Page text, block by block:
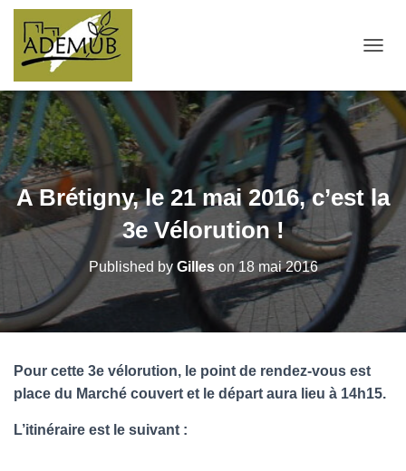
A Brétigny, le 21 mai 2016, c’est la
3e Vélorution !
Published by Gilleson18 mai 2016
Pour cette 3e vélorution, le point de rendez-vous est
place du Marché couvert et le départ aura lieu à 14h15.
L’itinéraire est le suivant :